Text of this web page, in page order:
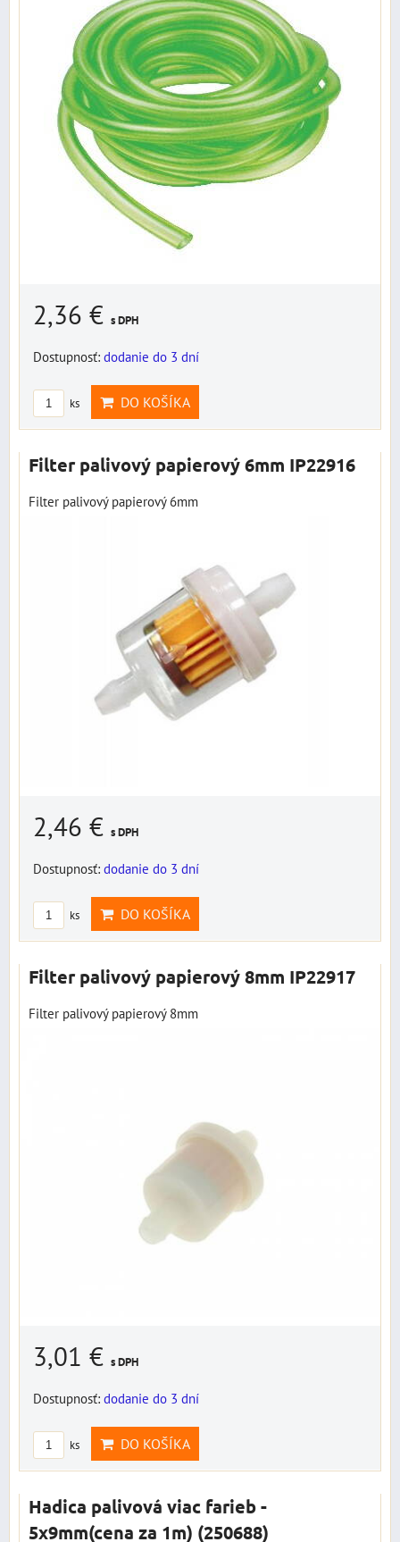
2,36 € s DPH
Dostupnosť: dodanie do 3 dní
ks DO KOŠÍKA
Filter palivový papierový 6mm IP22916
Filter palivový papierový 6mm
2,46 € s DPH
Dostupnosť: dodanie do 3 dní
ks DO KOŠÍKA
Filter palivový papierový 8mm IP22917
Filter palivový papierový 8mm
3,01 € s DPH
Dostupnosť: dodanie do 3 dní
ks DO KOŠÍKA
Hadica palivová viac farieb -
5x9mm(cena za 1m) (250688)